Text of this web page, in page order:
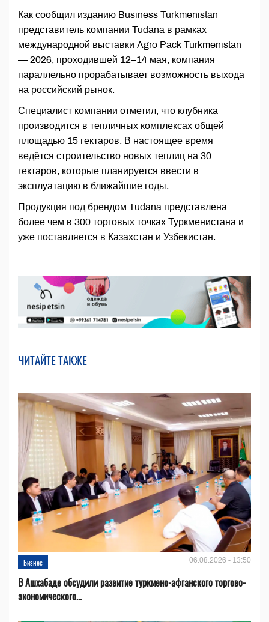
Как сообщил изданию Business Turkmenistan
представитель компании Tudana в рамках
международной выставки Agro Pack Turkmenistan
— 2026, проходившей 12–14 мая, компания
параллельно прорабатывает возможность выхода
на российский рынок.
Специалист компании отметил, что клубника
производится в тепличных комплексах общей
площадью 15 гектаров. В настоящее время
ведётся строительство новых теплиц на 30
гектаров, которые планируется ввести в
эксплуатацию в ближайшие годы.
Продукция под брендом Tudana представлена
более чем в 300 торговых точках Туркменистана и
уже поставляется в Казахстан и Узбекистан.
ЧИТАЙТЕ ТАКЖЕ
Бизнес 06.08.2026 - 13:50
В Ашхабаде обсудили развитие туркмено-афганского торгово-
экономического...